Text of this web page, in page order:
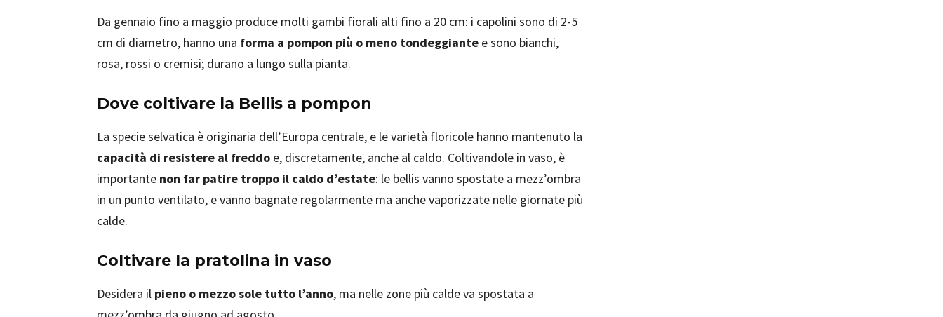
Da gennaio fino a maggio produce molti gambi fiorali alti fino a 20 cm: i capolini sono di 2-5
cm di diametro, hanno una forma a pompon più o meno tondeggiante e sono bianchi,
rosa, rossi o cremisi; durano a lungo sulla pianta.
Dove coltivare la Bellis a pompon
La specie selvatica è originaria dell’Europa centrale, e le varietà floricole hanno mantenuto la
capacità di resistere al freddo e, discretamente, anche al caldo. Coltivandole in vaso, è
importante non far patire troppo il caldo d’estate: le bellis vanno spostate a mezz’ombra
in un punto ventilato, e vanno bagnate regolarmente ma anche vaporizzate nelle giornate più
calde.
Coltivare la pratolina in vaso
Desidera il pieno o mezzo sole tutto l’anno, ma nelle zone più calde va spostata a